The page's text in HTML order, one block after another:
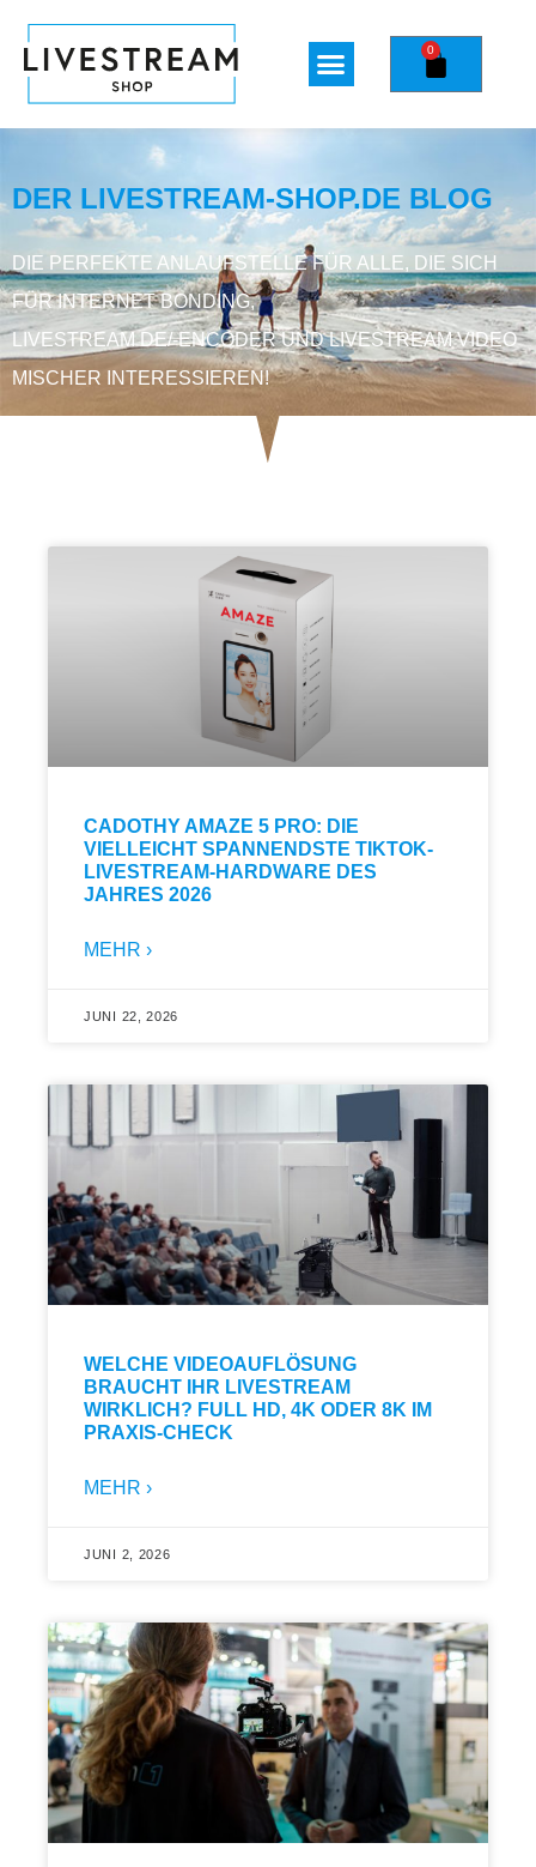
0
DER LIVESTREAM-SHOP.DE BLOG
DIE PERFEKTE ANLAUFSTELLE FÜR ALLE, DIE SICH
FÜR INTERNET BONDING,
LIVESTREAM DE/-ENCODER UND LIVESTREAM VIDEO
MISCHER INTERESSIEREN!
CADOTHY AMAZE 5 PRO: DIE
VIELLEICHT SPANNENDSTE TIKTOK-
LIVESTREAM-HARDWARE DES
JAHRES 2026
MEHR ›
JUNI 22, 2026
WELCHE VIDEOAUFLÖSUNG
BRAUCHT IHR LIVESTREAM
WIRKLICH? FULL HD, 4K ODER 8K IM
PRAXIS-CHECK
MEHR ›
JUNI 2, 2026